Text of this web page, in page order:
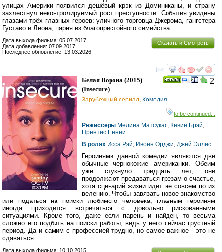
улицах Америки появился дешёвый крэк из Доминиканы, и страну
захлестнул неконтролируемый рост преступности. События увидены
глазами трёх главных героев: уличного торговца Джерома, гангстера
Густаво и Леона, парня из благопристойного семейства.
Скачать и Смотреть
Дата выхода фильма: 05.07.2017
Дата добавления: 07.09.2017
Последнее обновление: 13.03.2026
смотреть
2
Белая Ворона (2015)
(Insecure)
Зарубежный сериал, Комедия
to be continued...
Режиссеры:Мелина Матсукас, Кевин Брэй,
Прентис Пенни
В ролях:Исса Рэй, Ивонн Орджи, Джей Эллис
Героинями данной комедии являются две
обычные чернокожие американки. Обеим
уже стукнуло тридцать лет, они
продолжают предаваться грезам о счастье,
хотя сценарий жизни идет не совсем по их
велению. Чтобы завязать новое знакомство
или податься на поиски любимого человека, главным героиням
иногда приходится встречаться с довольно рискованными
ситуациями. Кроме того, даже если парень и найден, то весьма
сложно его подбить на поиски работы, ведь у него сейчас грустный
период. Да и самим с профессией трудно, но самое важное - это не
сдаваться...
Дата выхода фильма: 10.10.2015